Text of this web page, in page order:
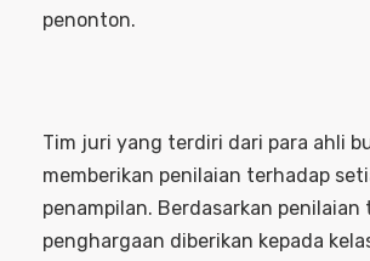
penonton.
Tim juri yang terdiri dari para ahli
memberikan penilaian terhadap
penampilan. Berdasarkan penilaian
penghargaan diberikan kepada